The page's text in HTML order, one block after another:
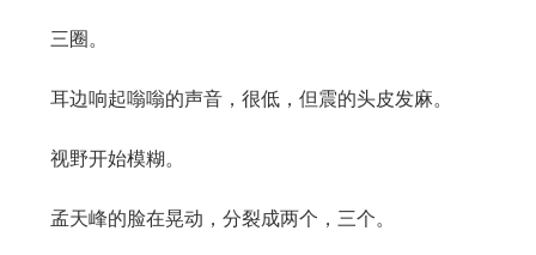
三圈。
耳边响起嗡嗡的声音，很低，但震的头皮发麻。
视野开始模糊。
孟天峰的脸在晃动，分裂成两个，三个。